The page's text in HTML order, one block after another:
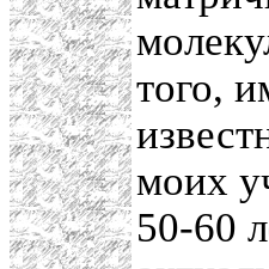
того,
моих
50-60